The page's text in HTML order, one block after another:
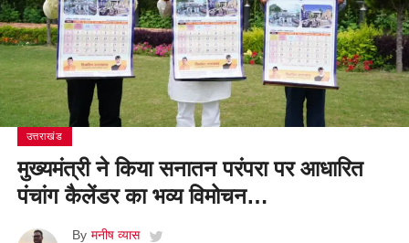
उत्तराखंड
मुख्यमंत्री ने किया सनातन परंपरा पर आधारित
पंचांग कैलेंडर का भव्य विमोचन…
By मनीष व्यास